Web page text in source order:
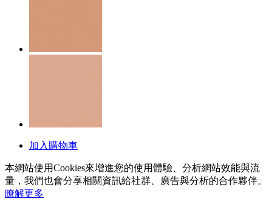
加入購物車
本網站使用Cookies來增進您的使用體驗、分析網站效能與流
量，我們也會分享相關資訊給社群、廣告與分析的合作夥伴。
瞭解更多